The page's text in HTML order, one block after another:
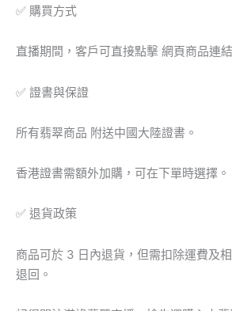
✅ 購買方式
直播期間，客戶可直接點擊 網頁商品連
✅ 證書與保證
所有翡翠商品 附送中國大陸證書。
香港證書需額外加購，可在下單時選擇。
✅ 退貨政策
商品可於 3 日內退貨，但需扣除運費及
退回。
量